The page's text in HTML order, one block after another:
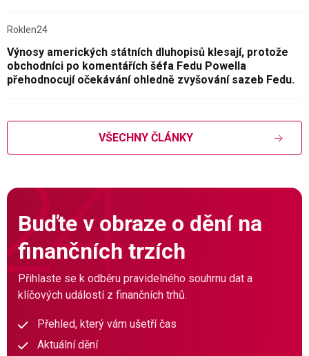
Roklen24
Výnosy amerických státních dluhopisů klesají, protože
obchodníci po komentářích šéfa Fedu Powella
přehodnocují očekávání ohledně zvyšování sazeb Fedu.
VŠECHNY ČLÁNKY
Buďte v obraze o dění na
finančních trzích
Přihlaste se k odběru pravidelného souhrnu dat a
klíčových událostí z finančních trhů.
Přehled, který vám ušetří čas
Aktuální dění